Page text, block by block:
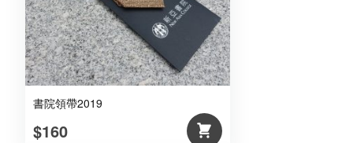
書院領帶2019
$160